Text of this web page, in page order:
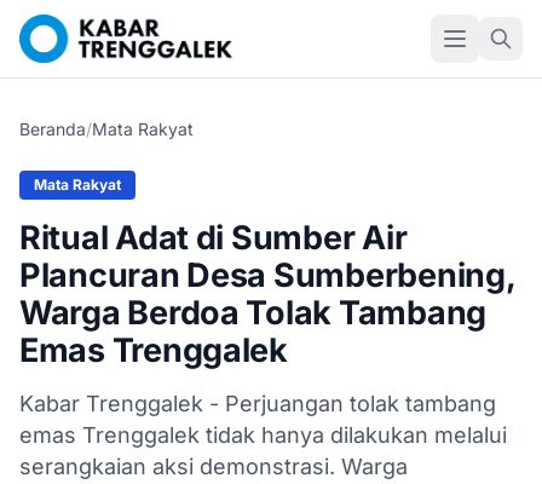
Beranda/Mata Rakyat
Mata Rakyat
Ritual Adat di Sumber Air
Plancuran Desa Sumberbening,
Warga Berdoa Tolak Tambang
Emas Trenggalek
Kabar Trenggalek - Perjuangan tolak tambang
emas Trenggalek tidak hanya dilakukan melalui
serangkaian aksi demonstrasi. Warga